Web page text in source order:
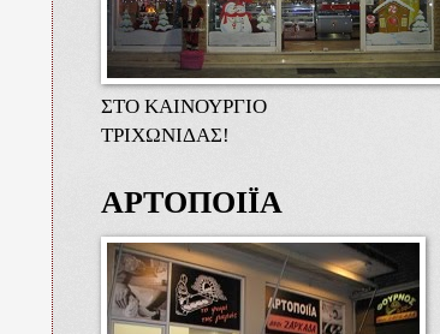
ΣΤΟ ΚΑΙΝΟΥΡΓΙΟ
ΤΡΙΧΩΝΙΔΑΣ!
ΑΡΤΟΠΟΙΪΑ